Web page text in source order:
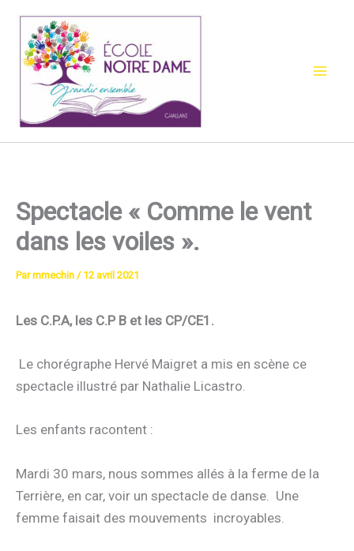
contenu
Spectacle « Comme le vent
dans les voiles ».
Parmmechin / 12 avril 2021
Les C.P.A, les C.P B et les CP/CE1.
Le chorégraphe Hervé Maigret a mis en scène ce
spectacle illustré par Nathalie Licastro.
Les enfants racontent :
Mardi 30 mars, nous sommes allés à la ferme de la
Terrière, en car, voir un spectacle de danse. Une
femme faisait des mouvements incroyables.